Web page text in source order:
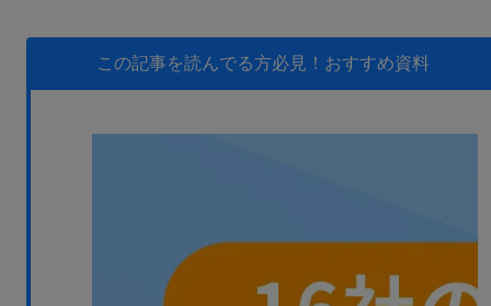
この記事を読んでる方必見！ おすすめ資料